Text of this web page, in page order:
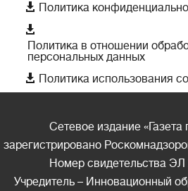
 Политика

Политика в отношении
персональных данных
 Политика использования
Сетевое издание «Газета
зарегистрировано
Номер свидетельства
Учредитель – Инновационный